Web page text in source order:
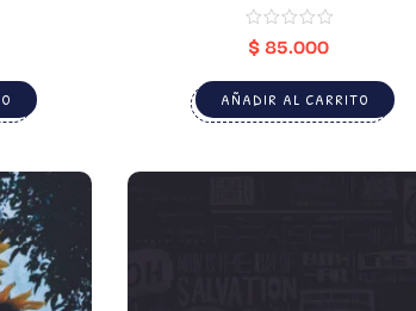
$85.000
AÑADIR AL CARRITO